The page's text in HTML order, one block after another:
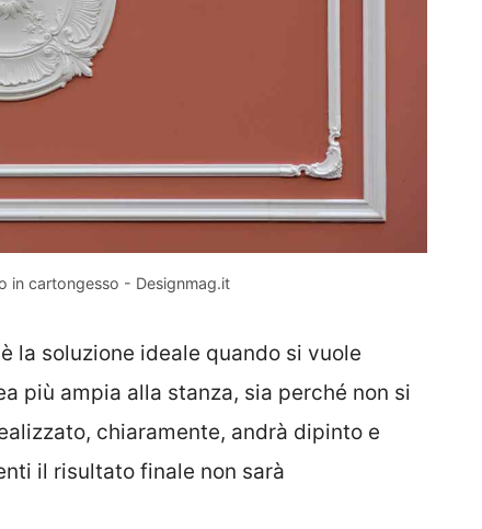
in cartongesso - Designmag.it
è la soluzione ideale quando si vuole
più ampia alla stanza, sia perché non si
chiaramente, andrà dipinto e
il risultato finale non sarà